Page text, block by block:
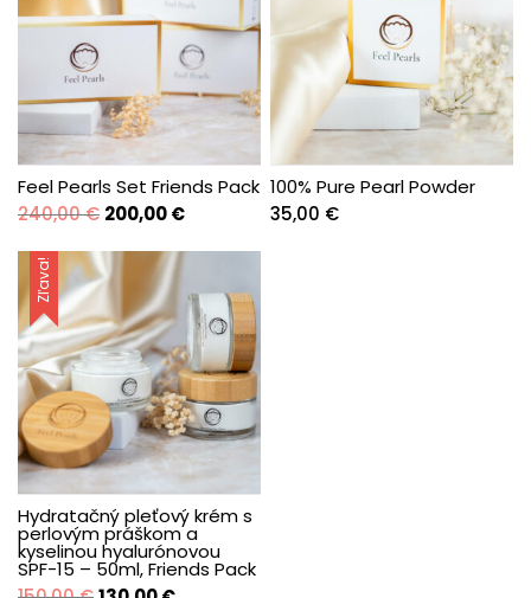
Feel Pearls Set Friends Pack
240,00€ Pôvodná
bola:
240,00 €.
200,00€Aktuálna
200,00 €.
100% Pure Pearl Powder
35,00 €
Zľava!
Hydratačný pleťový krém s
perlovým práškom a
kyselinou hyalurónovou
SPF-15 – 50ml, Friends Pack